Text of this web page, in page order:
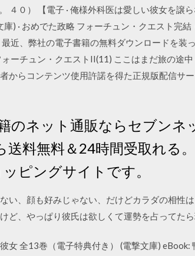
０） 【電子 · 俺様外科医は愛しい彼女を譲
) · おめでた政略 フォーチュン・クエスト完
近、弊社の電子書籍の無料ダウンロードを装
ーチュン・クエストII(11) ここはまだ旅の途中
からコンテンツ使用許諾を得た正規版配信サ
のネット通販ならセブンネ
料無料＆24時間受取れる
ピングサイトです。
い、顔も好みじゃない、だけどカラダの相性
ど、やっぱり彼氏は欲しくて運勢を占ってたら
女 全13巻（電子特典付き） (電撃文庫) eBook: